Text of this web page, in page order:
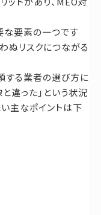
な要素の一つです
ぬリスクにつながる
する業者の選び方に
違った」という状況
主なポイントは下